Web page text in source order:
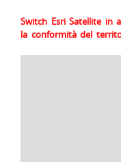
Switch Esri Satellite in
la conformità del